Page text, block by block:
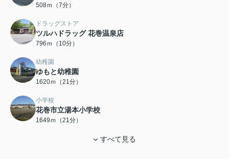
508ｍ（7分）
ドラッグストア
ツルハドラッグ 花巻温泉店
796ｍ（10分）
幼稚園
ゆもと幼稚園
1620ｍ（21分）
小学校
花巻市立湯本小学校
1649ｍ（21分）
すべて見る